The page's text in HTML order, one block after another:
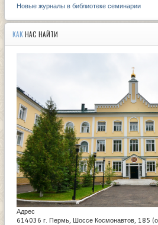
Новые журналы в библиотеке семинарии
КАКНАС НАЙТИ
Адрес
614036 г. Пермь, Шоссе Космонавтов, 185